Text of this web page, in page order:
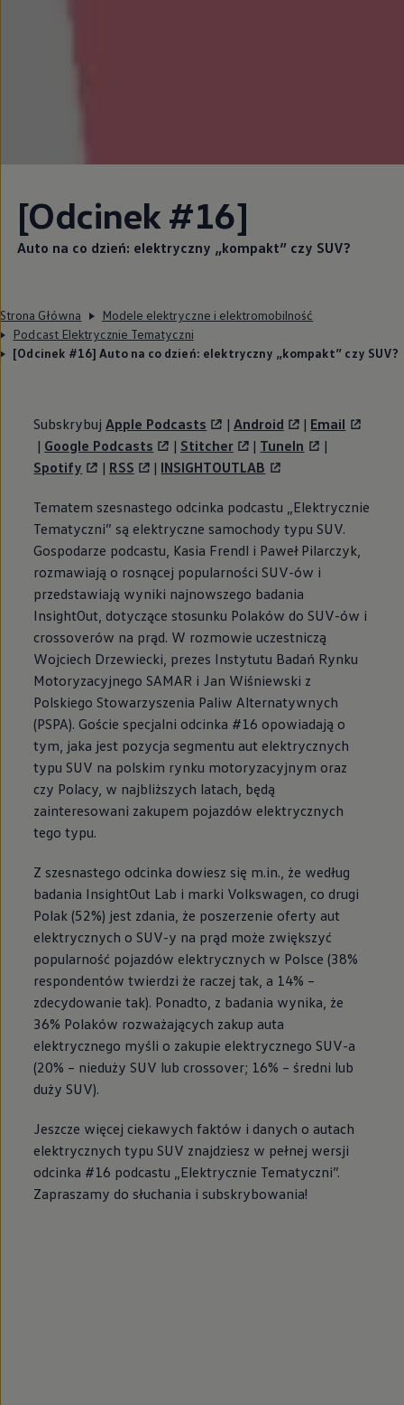
[Odcinek #16]
Auto na co dzień: elektryczny „kompakt” czy SUV?
Strona Główna
Modele elektryczne i elektromobilność
Podcast Elektrycznie Tematyczni
[Odcinek #16] Auto na co dzień: elektryczny „kompakt” czy SUV?
SubskrybujApple Podcasts | Android | Email
| Google Podcasts | Stitcher | TuneIn
|
Spotify
| RSS | INSIGHTOUTLAB
Tematem szesnastego odcinka podcastu „Elektrycznie
Tematyczni” są elektryczne samochody typu SUV.
Gospodarze podcastu, Kasia Frendl i Paweł Pilarczyk,
rozmawiają o rosnącej popularności SUV-ów i
przedstawiają wyniki najnowszego badania
InsightOut, dotyczące stosunku Polaków do SUV-ów i
crossoverów na prąd. W rozmowie uczestniczą
Wojciech Drzewiecki, prezes Instytutu Badań Rynku
Motoryzacyjnego SAMAR i Jan Wiśniewski z
Polskiego Stowarzyszenia Paliw Alternatywnych
(PSPA). Goście specjalni odcinka #16 opowiadają o
tym, jaka jest pozycja segmentu aut elektrycznych
typu SUV na polskim rynku motoryzacyjnym oraz
czy Polacy, w najbliższych latach, będą
zainteresowani zakupem pojazdów elektrycznych
tego typu.
Z szesnastego odcinka dowiesz się m.in., że według
badania InsightOut Lab i marki Volkswagen , co drugi
Polak (52%) jest zdania, że poszerzenie oferty aut
elektrycznych o SUV-y na prąd może zwiększyć
popularność pojazdów elektrycznych w Polsce (38%
respondentów twierdzi że raczej tak, a 14% –
zdecydowanie tak). Ponadto, z badania wynika, że
36% Polaków rozważających zakup auta
elektrycznego myśli o zakupie elektrycznego SUV-a
(20% – nieduży SUV lub crossover; 16% – średni lub
duży SUV).
Jeszcze więcej ciekawych faktów i danych o autach
elektrycznych typu SUV znajdziesz w pełnej wersji
odcinka #16 podcastu „Elektrycznie Tematyczni”.
Zapraszamy do słuchania i subskrybowania!